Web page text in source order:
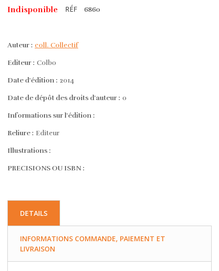
Indisponible RÉF 6860
Auteur : coll. Collectif
Editeur : Colbo
Date d'édition : 2014
Date de dépôt des droits d'auteur : 0
Informations sur l'édition :
Reliure : Editeur
Illustrations :
PRECISIONS OU ISBN :
DETAILS
INFORMATIONS COMMANDE, PAIEMENT ET
LIVRAISON